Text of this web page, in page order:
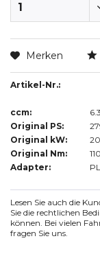
Merken
Artikel-Nr.:
ccm:
Original PS:
Original kW:
Original Nm:
Adapter:
Lesen Sie auch die
Sie die rechtlichen
können. Bei vielen
fragen Sie uns.